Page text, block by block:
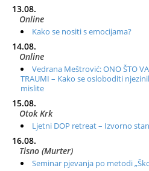
13.08.
Online
Kako se nositi s emocijama?
14.08.
Online
Vedrana Meštrović: ONO ŠTO
TRAUMI – Kako se osloboditi
mislite
15.08.
Otok Krk
Ljetni DOP retreat – Izvorno
16.08.
Tisno (Murter)
Seminar pjevanja po metodi